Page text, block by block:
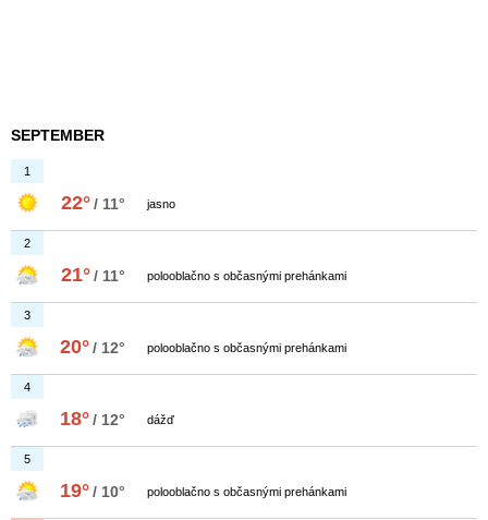
SEPTEMBER
1
22° / 11° jasno
2
21° / 11° polooblačno s občasnými prehánkami
3
20°/ 12° polooblačno s občasnými prehánkami
4
18°/ 12° dážď
5
19°/ 10° polooblačno s občasnými prehánkami